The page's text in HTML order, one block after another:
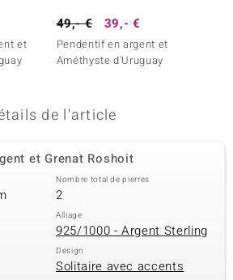
et
49,- € 39,- €
Pendentif en argent et
Améthyste d'Uruguay
de l'article
et Grenat Roshoit
Nombre total de pierres
2
Alliage
925/1000 - Argent Sterling
Design
Solitaire avec accents